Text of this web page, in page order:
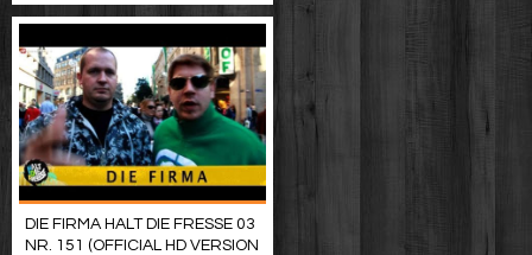
DIE FIRMA HALT DIE FRESSE 03
NR. 151 (OFFICIAL HD VERSION